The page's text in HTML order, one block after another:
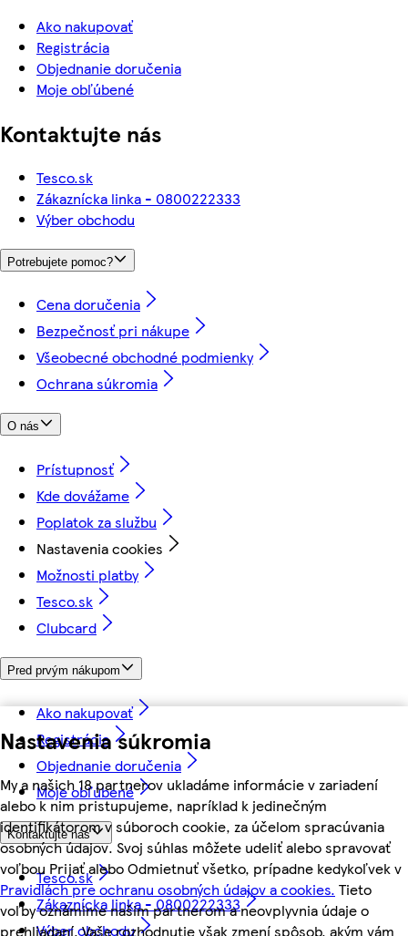
Nastavenia súkromia
My a našich 18 partnerov ukladáme informácie v zariadení
alebo k nim pristupujeme, napríklad k jedinečným
identifikátorom v súboroch cookie, za účelom spracúvania
osobných údajov. Svoj súhlas môžete udeliť alebo spravovať
voľbou Prijať alebo Odmietnuť všetko, prípadne kedykoľvek v
Pravidlách pre ochranu osobných údajov a cookies. Tieto
voľby oznámime našim partnerom a neovplyvnia údaje o
prehliadaní. Vaše rozhodnutie však zmení spôsob, akým vám
Ako nakupovať
Registrácia
Objednanie doručenia
Moje obľúbené
Kontaktujte nás
Tesco.sk
Zákaznícka linka - 0800222333
Výber obchodu
Potrebujete pomoc?
Cena doručenia
Bezpečnosť pri nákupe
Všeobecné obchodné podmienky
Ochrana súkromia
O nás
Prístupnosť
Kde dovážame
Poplatok za službu
Nastavenia cookies
Možnosti platby
Tesco.sk
Clubcard
Pred prvým nákupom
Ako nakupovať
Registrácia
Objednanie doručenia
Moje obľúbené
Kontaktujte nás
Tesco.sk
Zákaznícka linka - 0800222333
Výber obchodu